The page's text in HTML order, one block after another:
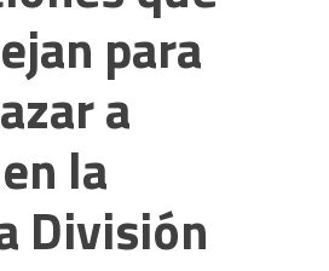
para
a
la
División